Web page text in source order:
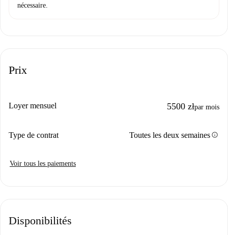
nécessaire.
Prix
Loyer mensuel 5500 złpar mois
Type de contrat Toutes les deux semainesinfo
Voir tous les paiements
Disponibilités